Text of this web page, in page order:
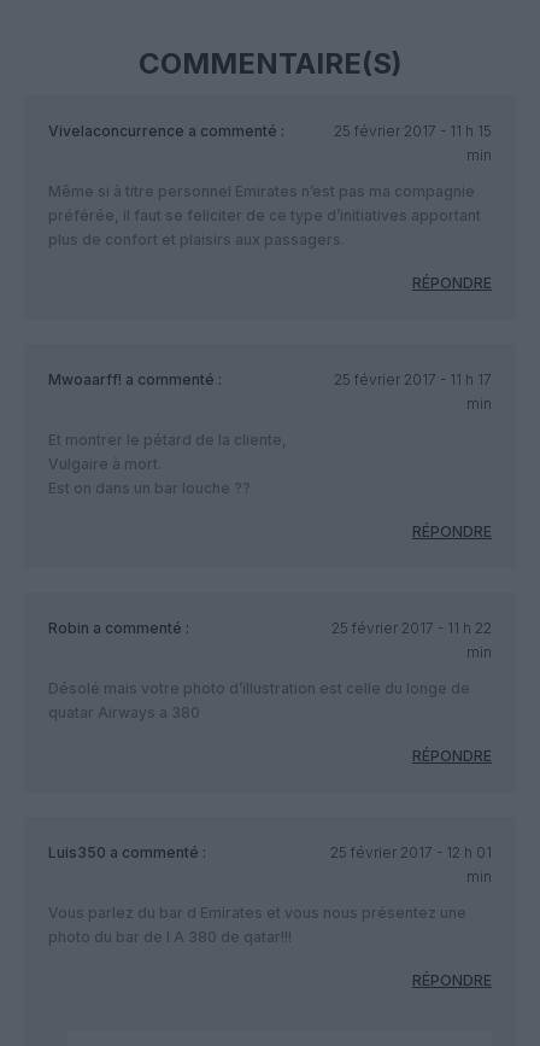
COMMENTAIRE(S)
Vivelaconcurrence a commenté :
25 février 2017 - 11 h 15
min
Même si à titre personnel Emirates n’est pas ma compagnie
préférée, il faut se feliciter de ce type d’initiatives apportant
plus de confort et plaisirs aux passagers.
RÉPONDRE
Mwoaarff! a commenté :
25 février 2017 - 11 h 17
min
Et montrer le pétard de la cliente,
Vulgaire à mort.
Est on dans un bar louche ??
RÉPONDRE
Robin a commenté :
25 février 2017 - 11 h 22
min
Désolé mais votre photo d’illustration est celle du longe de
quatar Airways a 380
RÉPONDRE
Luis350 a commenté :
25 février 2017 - 12 h 01
min
Vous parlez du bar d Emirates et vous nous présentez une
photo du bar de l A 380 de qatar!!!
RÉPONDRE